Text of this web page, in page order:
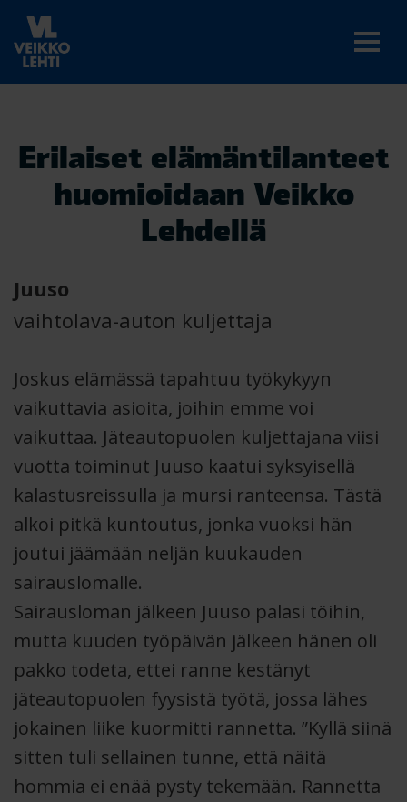
Erilaiset elämäntilanteet
huomioidaan Veikko
Lehdellä
Juuso
vaihtolava-auton kuljettaja
Joskus elämässä tapahtuu työkykyyn
vaikuttavia asioita, joihin emme voi
vaikuttaa. Jäteautopuolen kuljettajana viisi
vuotta toiminut Juuso kaatui syksyisellä
kalastusreissulla ja mursi ranteensa. Tästä
alkoi pitkä kuntoutus, jonka vuoksi hän
joutui jäämään neljän kuukauden
sairauslomalle.
Sairausloman jälkeen Juuso palasi töihin,
mutta kuuden työpäivän jälkeen hänen oli
pakko todeta, ettei ranne kestänyt
jäteautopuolen fyysistä työtä, jossa lähes
jokainen liike kuormitti rannetta. ”Kyllä siinä
sitten tuli sellainen tunne, että näitä
hommia ei enää pysty tekemään. Rannetta